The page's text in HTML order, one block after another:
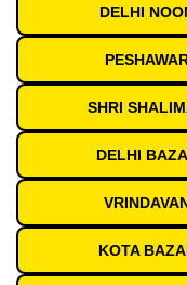
DELHI
SHRI
DELHI
KOTA